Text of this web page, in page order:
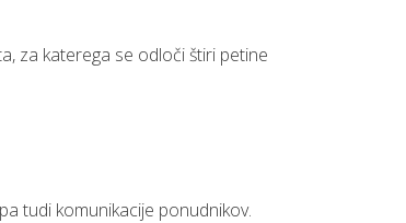
za katerega se odloči štiri petine
tudi komunikacije ponudnikov.